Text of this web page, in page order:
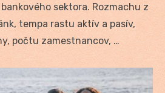
sektora. Rozmachu z
tempa rastu aktív a pasív,
počtu zamestnancov, …